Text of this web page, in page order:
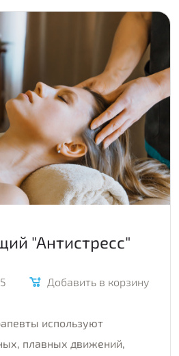
"Антистресс"
Добавить в корзину
используют
плавных движений,